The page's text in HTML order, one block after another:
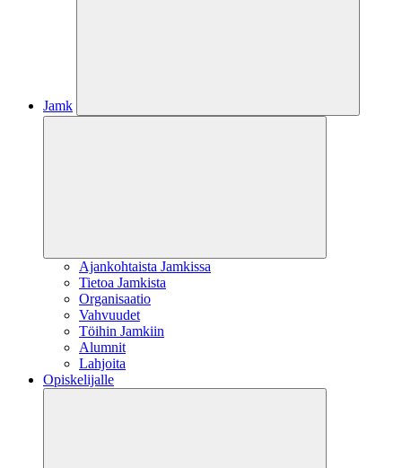
Jamk
Ajankohtaista Jamkissa
Tietoa Jamkista
Organisaatio
Vahvuudet
Töihin Jamkiin
Alumnit
Lahjoita
Opiskelijalle